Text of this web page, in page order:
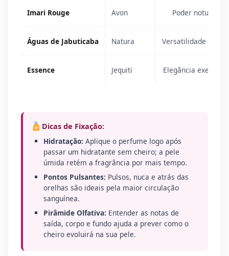
Imari Rouge Avon Poder noturno
Águas de Jabuticaba Natura Versatilidade casual
Essence Jequiti Elegância executiva
Dicas de Fixação:
Hidratação: Aplique o perfume logo após
passar um hidratante sem cheiro; a pele
úmida retém a fragrância por mais tempo.
Pontos Pulsantes: Pulsos, nuca e atrás das
orelhas são ideais pela maior circulação
sanguínea.
Pirâmide Olfativa: Entender as notas de
saída, corpo e fundo ajuda a prever como o
cheiro evoluirá na sua pele.